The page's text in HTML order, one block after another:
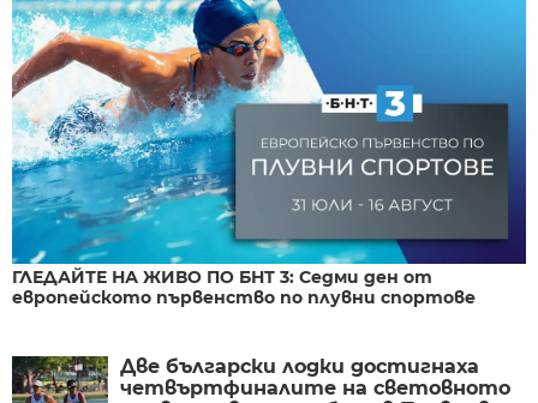
ГЛЕДАЙТЕ НА ЖИВО ПО БНТ 3: Седми ден от
европейското първенство по плувни спортове
Две български лодки достигнаха
четвъртфиналите на световното